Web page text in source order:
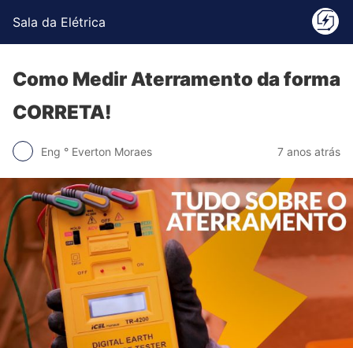
Sala da Elétrica
Como Medir Aterramento da forma
CORRETA!
Eng ° Everton Moraes 7 anos atrás